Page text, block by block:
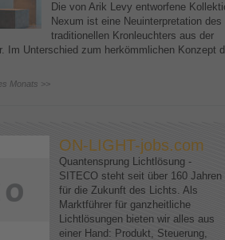
Die von Arik Levy entworfene
Nexum ist eine Neuinterpretation des
traditionellen Kronleuchters aus der
Im Unterschied zum herkömmlichen Konzept
Monats >>
ON-LIGHT-jobs.com
Quantensprung Lichtlösung -
SITECO steht seit über 160 Jahren
für die Zukunft des Lichts. Als
Marktführer für ganzheitliche
Lichtlösungen bieten wir alles aus
einer Hand: Produkt, Steuerung,